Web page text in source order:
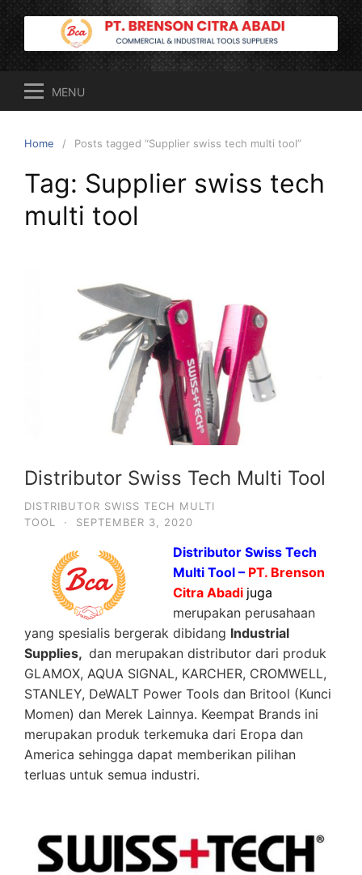
Skip
to
content
MENU
Home Posts tagged “Supplier swiss tech multi tool”
Tag: Supplier swiss tech
multi tool
Distributor Swiss Tech Multi Tool
DISTRIBUTOR SWISS TECH MULTI
TOOL
· SEPTEMBER 3, 2020
Distributor Swiss Tech
Multi Tool – PT. Brenson
Citra Abadi juga
merupakan perusahaan
yang spesialis bergerak dibidang Industrial
Supplies, dan merupakan distributor dari produk
GLAMOX, AQUA SIGNAL, KARCHER, CROMWELL,
STANLEY, DeWALT Power Tools dan Britool (Kunci
Momen) dan Merek Lainnya. Keempat Brands ini
merupakan produk terkemuka dari Eropa dan
America sehingga dapat memberikan pilihan
terluas untuk semua industri.